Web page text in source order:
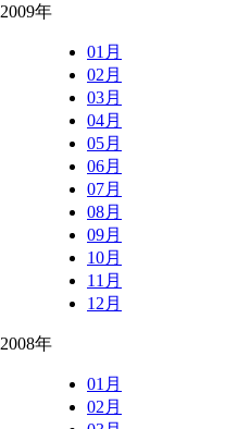
2009年
01月
02月
03月
04月
05月
06月
07月
08月
09月
10月
11月
12月
2008年
01月
02月